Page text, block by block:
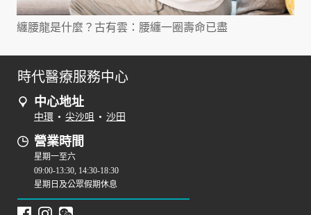
纏腰龍是什麼？古有雲：腰纏一圈壽命已盡
時代醫療服務中心
中心地址
中環 • 尖沙咀 • 沙田
營業時間
星期一至六
09:00-13:30, 14:30-18:30
星期日及公眾假期休息